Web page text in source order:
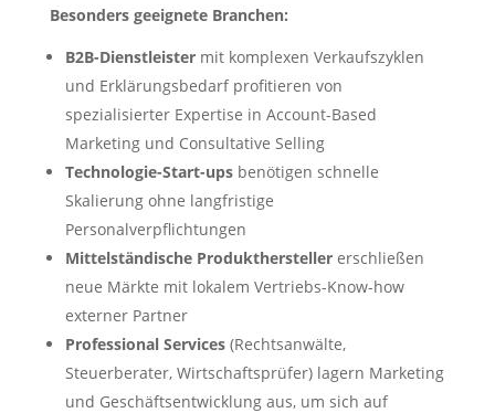
Besonders geeignete Branchen:
B2B-Dienstleistermit komplexen Verkaufszyklen
und Erklärungsbedarf profitieren von
spezialisierter Expertise in Account-Based
Marketing und Consultative Selling
Technologie-Start-upsbenötigen schnelle
Skalierung ohne langfristige
Personalverpflichtungen
Mittelständische Produktherstellererschließen
neue Märkte mit lokalem Vertriebs-Know-how
externer Partner
Professional Services(Rechtsanwälte,
Steuerberater, Wirtschaftsprüfer) lagern Marketing
und Geschäftsentwicklung aus, um sich auf